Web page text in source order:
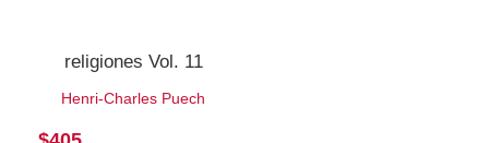
religiones Vol. 11
Henri-Charles Puech